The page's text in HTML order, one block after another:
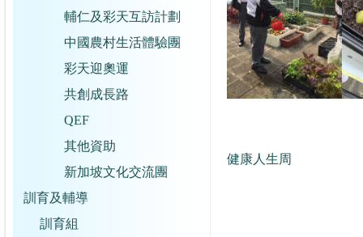
輔仁及彩天互訪計劃
中國農村生活體驗團
彩天迎奧運
共創成長路
QEF
其他資助
新加坡文化交流團
訓育及輔導
訓育組
健康人生周